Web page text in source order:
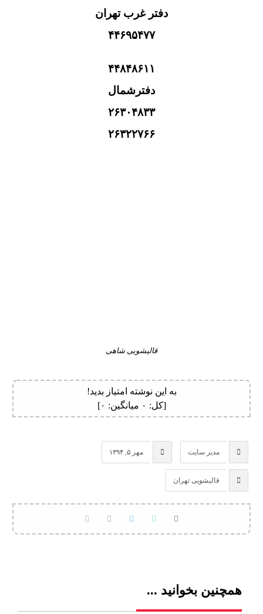
دفتر غرب تهران
۴۴۶۹۵۴۷۷
۴۴۸۴۸۶۱۱
دفترشمال
۲۶۳۰۴۸۳۳
۲۶۳۲۲۷۶۶
قالیشویی شاهی
به این نوشته امتیاز بدید!
[کل: ۰ میانگین: ۰]
مدیر سایت مهر ۵, ۱۳۹۴
قالیشویی تهران
همچنین بخوانید ...